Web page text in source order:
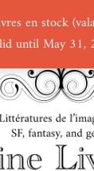
en stock
until May